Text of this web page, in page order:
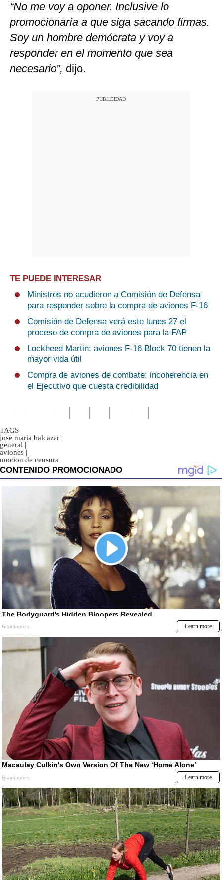
“No me voy a oponer. Inclusive lo
promocionaría a que siga sacando firmas.
Soy un hombre demócrata y voy a
responder en el momento que sea
necesario”, dijo.
TE PUEDE INTERESAR
Ministros no acudieron a Comisión de Defensa
para responder sobre la compra de aviones F-16
Comisión de Defensa verá este lunes 27 el
proceso de compra de aviones para la FAP
Lockheed Martin: aviones F-16 Block 70 tienen la
mayor vida útil
Compra de aviones de combate: incoherencia en
el Ejecutivo que cuesta credibilidad
TAGS
jose maria balcazar |
general |
aviones |
mocion de censura